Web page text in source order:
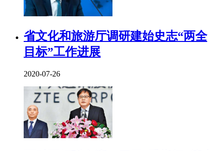
省文化和旅游厅调研建始史志“两全
目标”工作进展
2020-07-26